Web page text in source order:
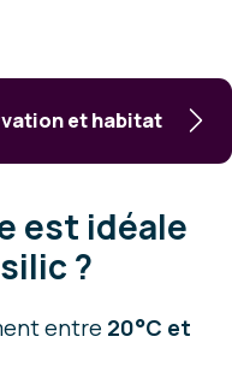
et habitat
est idéale
?
entre 20°C et